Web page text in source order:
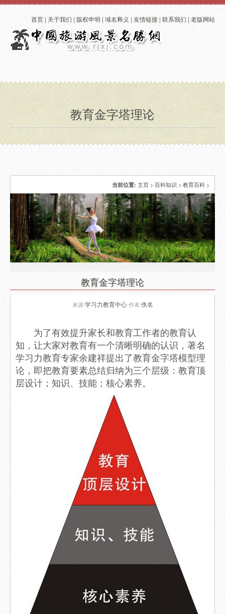
首页 | 关于我们 | 版权申明 | 域名释义 | 友情链接 | 联系我们 | 老版网站
教育金字塔理论
当前位置: 主页 > 百科知识 > 教育百科 >
教育金字塔理论
来源:学习力教育中心作者:佚名
为了有效提升家长和教育工作者的教育认
知，让大家对教育有一个清晰明确的认识，著名
学习力教育专家余建祥提出了教育金字塔模型理
论，即把教育要素总结归纳为三个层级：教育顶
层设计；知识、技能；核心素养。